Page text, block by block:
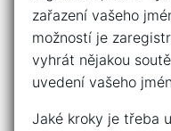
zařazení vašeho
možností je
vyhrát nějakou
uvedení vašeho
Jaké kroky je třeba